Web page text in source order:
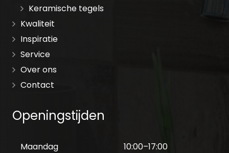
Keramische tegels
Kwaliteit
Inspiratie
Service
Over ons
Contact
Openingstijden
Maandag 10:00–17:00